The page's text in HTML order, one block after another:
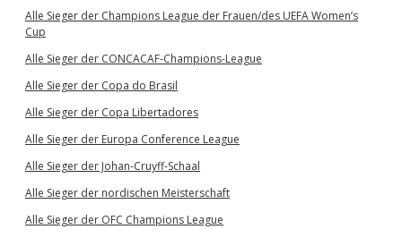
Alle Sieger der Champions League der Frauen/des UEFA Women’s
Cup
Alle Sieger der CONCACAF-Champions-League
Alle Sieger der Copa do Brasil
Alle Sieger der Copa Libertadores
Alle Sieger der Europa Conference League
Alle Sieger der Johan-Cruyff-Schaal
Alle Sieger der nordischen Meisterschaft
Alle Sieger der OFC Champions League